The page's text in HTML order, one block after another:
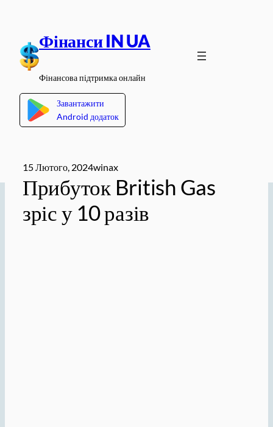
вмісту
Фінанси IN UA
Фінансова підтримка онлайн
Завантажити
Android додаток
15 Лютого, 2024winax
Прибуток British Gas
зріс у 10 разів